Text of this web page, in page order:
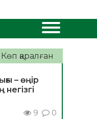
Көп қаралған
– өңір
9 0